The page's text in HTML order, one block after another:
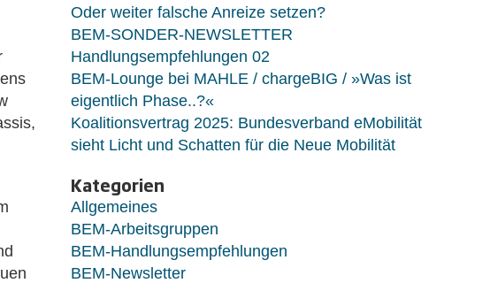
Oder weiter falsche Anreize setzen?
BEM-SONDER-NEWSLETTER
Handlungsempfehlungen 02
BEM-Lounge bei MAHLE / chargeBIG / »Was ist
eigentlich Phase..?«
Koalitionsvertrag 2025: Bundesverband eMobilität
sieht Licht und Schatten für die Neue Mobilität
Kategorien
Allgemeines
BEM-Arbeitsgruppen
BEM-Handlungsempfehlungen
BEM-Newsletter